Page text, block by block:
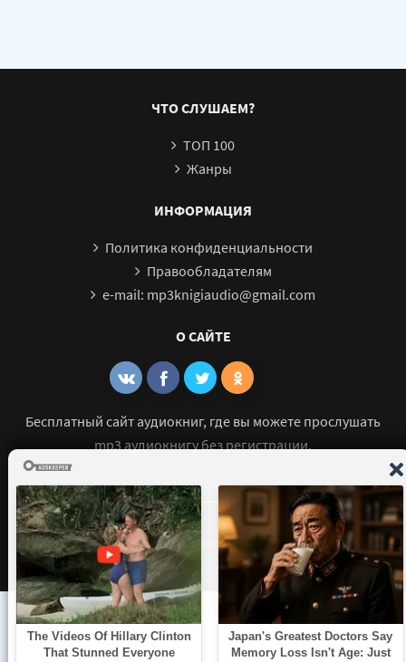
ЧТО СЛУШАЕМ?
ТОП 100
Жанры
ИНФОРМАЦИЯ
Политика конфиденциальности
Правообладателям
e-mail: mp3knigiaudio@gmail.com
О САЙТЕ
Бесплатный сайт аудиокниг, где вы можете прослушать
mp3 аудиокнигу без регистрации.
© 2021 - 2026 mp3-knigi-audio.com Все права защищены